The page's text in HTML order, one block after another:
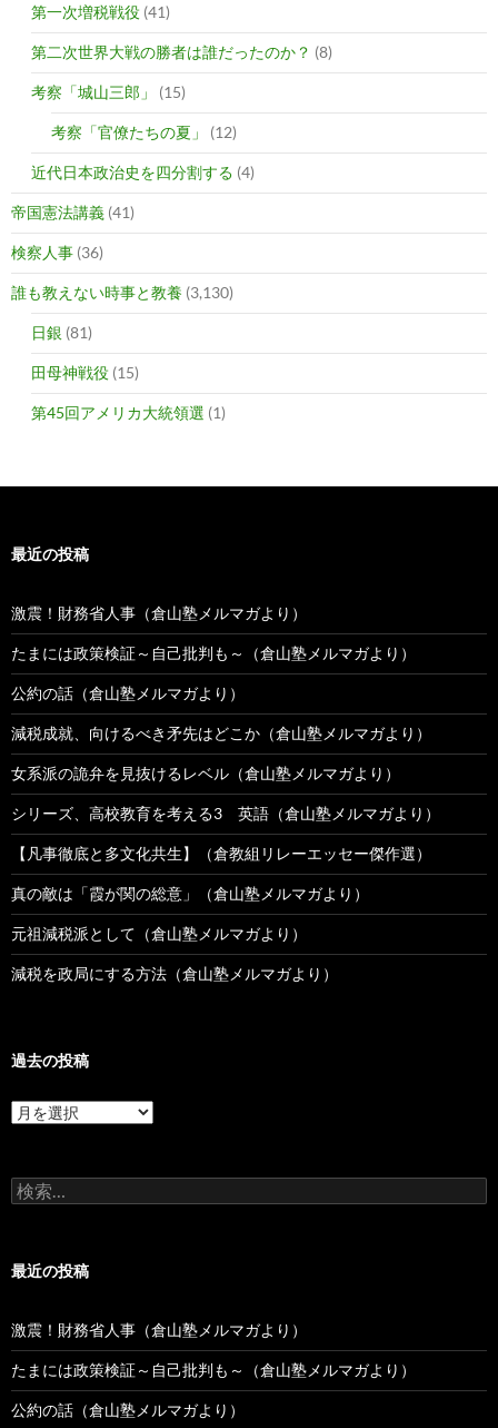
第一次増税戦役 (41)
第二次世界大戦の勝者は誰だったのか？ (8)
考察「城山三郎」 (15)
考察「官僚たちの夏」 (12)
近代日本政治史を四分割する (4)
帝国憲法講義 (41)
検察人事 (36)
誰も教えない時事と教養 (3,130)
日銀 (81)
田母神戦役 (15)
第45回アメリカ大統領選 (1)
最近の投稿
激震！財務省人事（倉山塾メルマガより）
たまには政策検証～自己批判も～（倉山塾メルマガより）
公約の話（倉山塾メルマガより）
減税成就、向けるべき矛先はどこか（倉山塾メルマガより）
女系派の詭弁を見抜けるレベル（倉山塾メルマガより）
シリーズ、高校教育を考える3 英語（倉山塾メルマガより）
【凡事徹底と多文化共生】（倉教組リレーエッセー傑作選）
真の敵は「霞が関の総意」（倉山塾メルマガより）
元祖減税派として（倉山塾メルマガより）
減税を政局にする方法（倉山塾メルマガより）
過去の投稿
過
去
稿
検
索:
最近の投稿
激震！財務省人事（倉山塾メルマガより）
たまには政策検証～自己批判も～（倉山塾メルマガより）
公約の話（倉山塾メルマガより）